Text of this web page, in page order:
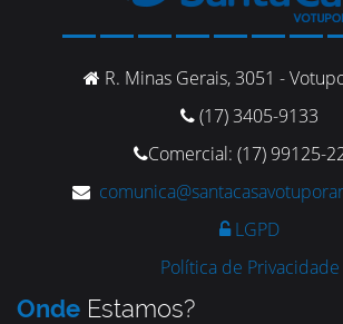
R. Minas Gerais, 3051 -
(17) 3405-9133
Comercial: (17) 99125-
LGPD
Política de Privacidade
Onde Estamos?